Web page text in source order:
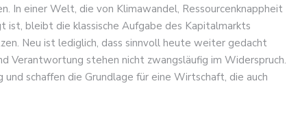
In einer Welt, die von Klimawandel, Ressourcenknappheit
bleibt die klassische Aufgabe des Kapitalmarkts
Neu ist lediglich, dass sinnvoll heute weiter gedacht
Verantwortung stehen nicht zwangsläufig im Widerspruch.
schaffen die Grundlage für eine Wirtschaft, die auch